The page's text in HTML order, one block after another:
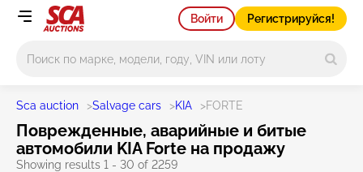
Войти Регистрируйся!
Sca auction >Salvage cars >KIA >FORTE
Поврежденные, аварийные и битые
автомобили KIA Forte на продажу
Showing results 1 - 30 of 2259